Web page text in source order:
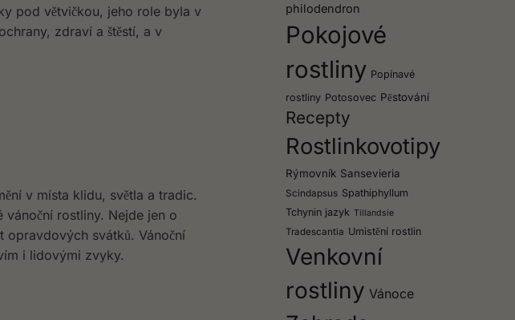
pod větvičkou, jeho role byla v
zdraví a štěstí, a v
v místa klidu, světla a tradic.
rostliny. Nejde jen o
svátků. Vánoční
i lidovými zvyky.
philodendron
Pokojové
rostliny Popínavé
rostliny Potosovec Pěstování
Recepty
Rostlinkovotipy
Rýmovník Sansevieria
Scindapsus Spathiphyllum
Tchynin jazyk Tillandsie
Tradescantia Umistění rostlin
Venkovní
rostliny Vánoce